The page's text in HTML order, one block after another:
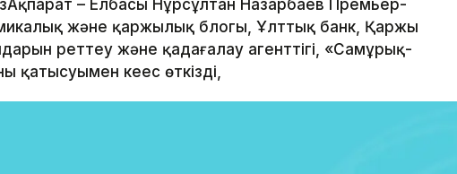
– Елбасы Нұрсұлтан Назарбаев Премьер-
және қаржылық блогы, Ұлттық банк, Қаржы
реттеу және қадағалау агенттігі, «Самұрық-
қатысуымен кеңес өткізді,